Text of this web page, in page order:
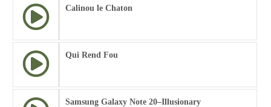
Calinou le Chaton
Qui Rend Fou
Samsung Galaxy Note 20–Illusionary